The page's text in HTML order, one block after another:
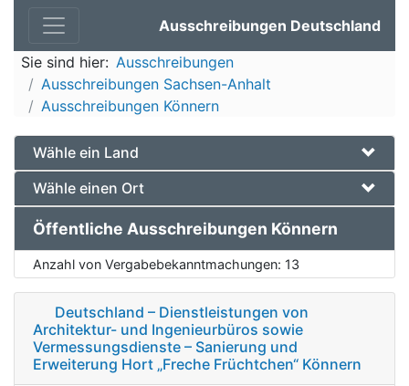
Ausschreibungen Deutschland
Sie sind hier: Ausschreibungen
Ausschreibungen Sachsen-Anhalt
Ausschreibungen Könnern
Wähle ein Land
Wähle einen Ort
Öffentliche Ausschreibungen Könnern
Anzahl von Vergabebekanntmachungen: 13
Deutschland – Dienstleistungen von
Architektur- und Ingenieurbüros sowie
Vermessungsdienste – Sanierung und
Erweiterung Hort „Freche Früchtchen“ Könnern